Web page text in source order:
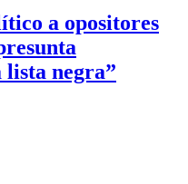
a opositores
lista negra”